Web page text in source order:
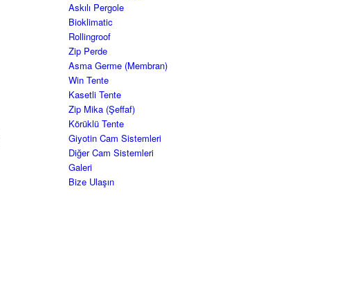
Askılı Pergole
Bioklimatic
Rollingroof
Zip Perde
Asma Germe (Membran)
Win Tente
Kasetli Tente
Zip Mika (Şeffaf)
Körüklü Tente
Giyotin Cam Sistemleri
Diğer Cam Sistemleri
Galeri
Bize Ulaşın